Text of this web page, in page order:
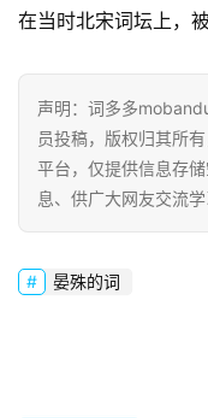
首
好
词
好
句
典
在当时北宋词坛上，被
声明：词多多
员投稿，版权归其所
平台，仅提供信息存
息、供广大网友交流学
晏殊的词